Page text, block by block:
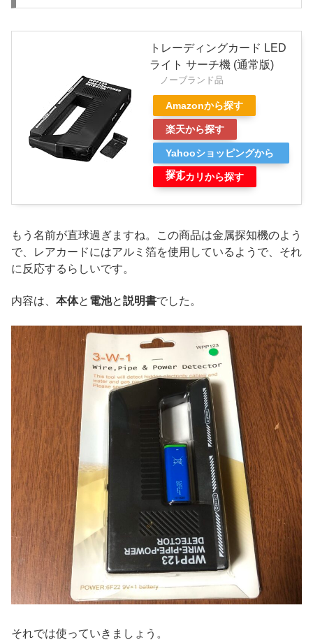
トレーディングカード LED
ライト サーチ機 (通常版)
ノーブランド品
Amazonから探す
楽天から探す
Yahooショッピングから
探す
メルカリから探す
もう名前が直球過ぎますね。この商品は金属探知機のよう
で、レアカードにはアルミ箔を使用しているようで、それ
に反応するらしいです。
内容は、 本体と 電池と説明書でした。
それでは使っていきましょう。